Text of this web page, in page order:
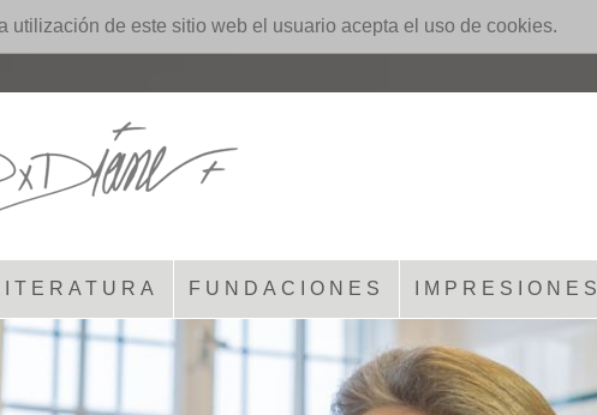
utilización de este sitio web el usuario acepta el uso de cookies.
FUNDACIONES IMPRESIONES